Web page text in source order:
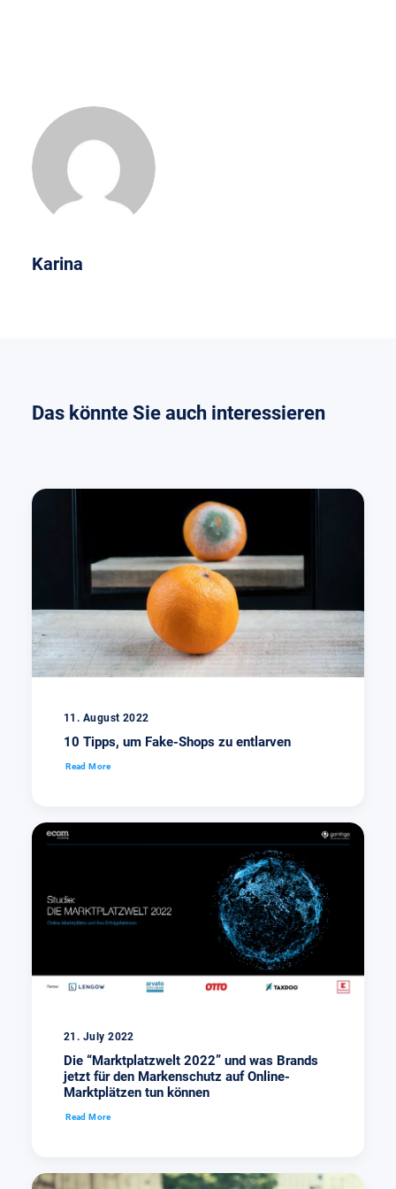
Karina
Das könnte Sie auch interessieren
11. August 2022
10 Tipps, um Fake-Shops zu entlarven
Read More
21. July 2022
Die “Marktplatzwelt 2022” und was Brands
jetzt für den Markenschutz auf Online-
Marktplätzen tun können
Read More